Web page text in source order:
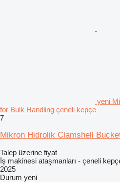
yeni
for Bulk Handling çeneli kepçe
7
Mikron Hidrolik Clamshell
Talep üzerine fiyat
İş makinesi ataşmanları - çeneli
2025
Durum yeni